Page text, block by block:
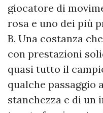
giocatore di
rosa e uno dei più
B. Una costanza
con prestazioni
quasi tutto il
qualche passaggio
stanchezza e di un